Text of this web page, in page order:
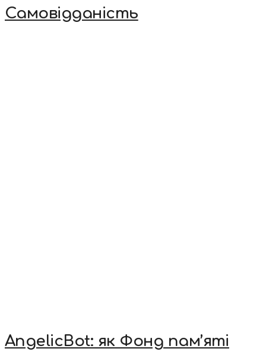
Самовідданість
AngelicBot: як Фонд пам’яті